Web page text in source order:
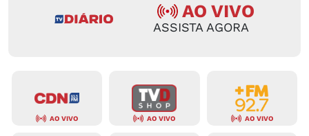
AO VIVO
ASSISTA AGORA
AO VIVO AO VIVO AO VIVO